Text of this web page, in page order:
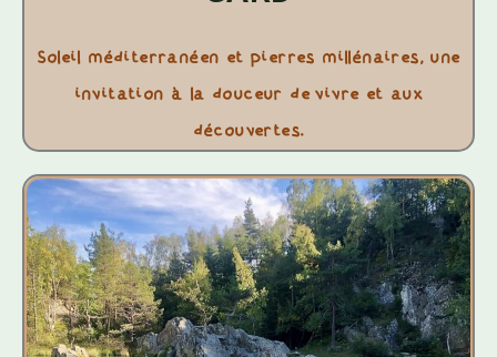
Soleil méditerranéen et pierres millénaires, une
invitation à la douceur de vivre et aux
découvertes.